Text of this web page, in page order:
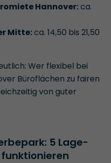
Hannover:ca.
Mitte:ca. 14,50 bis 21,50
Wer flexibel bei
Büroflächen zu fairen
von guter
5 Lage-
funktionieren